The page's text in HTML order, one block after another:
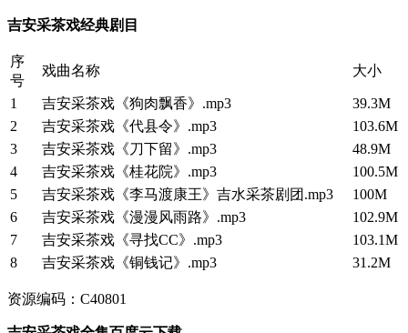
吉安采茶戏经典剧目
序
号
戏曲名称 大小
1 吉安采茶戏《狗肉飘香》.mp3
39.3M
2
吉安采茶戏《代县令》.mp3
103.6M
3
吉安采茶戏《刀下留》.mp3
48.9M
4
吉安采茶戏《桂花院》.mp3
100.5M
5
吉安采茶戏《李马渡康王》吉水采茶剧团.mp3
100M
6
吉安采茶戏《漫漫风雨路》.mp3
102.9M
7
吉安采茶戏《寻找CC》.mp3
103.1M
8
吉安采茶戏《铜钱记》.mp3 31.2M
资源编码：C40801